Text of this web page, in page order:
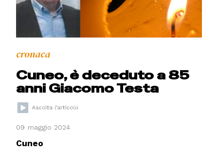
cronaca
Cuneo, è deceduto a 85
anni Giacomo Testa
09 maggio 2024
Cuneo